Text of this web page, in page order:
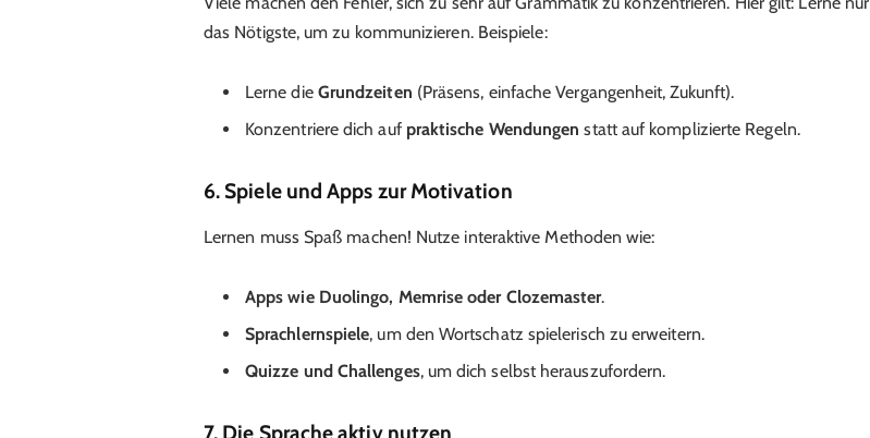
das Nötigste, um zu kommunizieren. Beispiele:
Lerne die Grundzeiten (Präsens, einfache Vergangenheit, Zukunft).
Konzentriere dich auf praktische Wendungen statt auf komplizierte Regeln.
6. Spiele und Apps zur Motivation
Lernen muss Spaß machen! Nutze interaktive Methoden wie:
Apps wie Duolingo, Memrise oder Clozemaster.
Sprachlernspiele, um den Wortschatz spielerisch zu erweitern.
Quizze und Challenges, um dich selbst herauszufordern.
7. Die Sprache aktiv nutzen